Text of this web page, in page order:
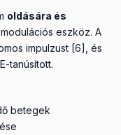
oldására és
eszköz. A
impulzust [6], és
tanúsított.
betegek